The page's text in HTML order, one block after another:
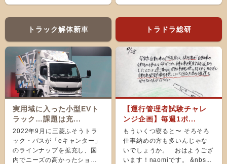
え、ホッと...
トラック解体新車
実用域に入った小型EVト
ラック…課題は充...
2022年9月に三菱ふそうトラ
ック・バスが「eキャンター」
のラインナップを拡充し、国
内でニーズの高かったショー
トラドラ総研
【運行管理者試験チャレ
ンジ企画】毎週1ポ...
もういくつ寝ると〜 そろそろ
仕事納めの方も多いんじゃな
いでしょうか。 おはようござ
います！naomiです。 &nbs...